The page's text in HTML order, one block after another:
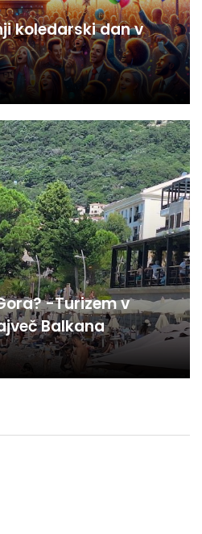
koledarski dan v
-Turizem v
Balkana